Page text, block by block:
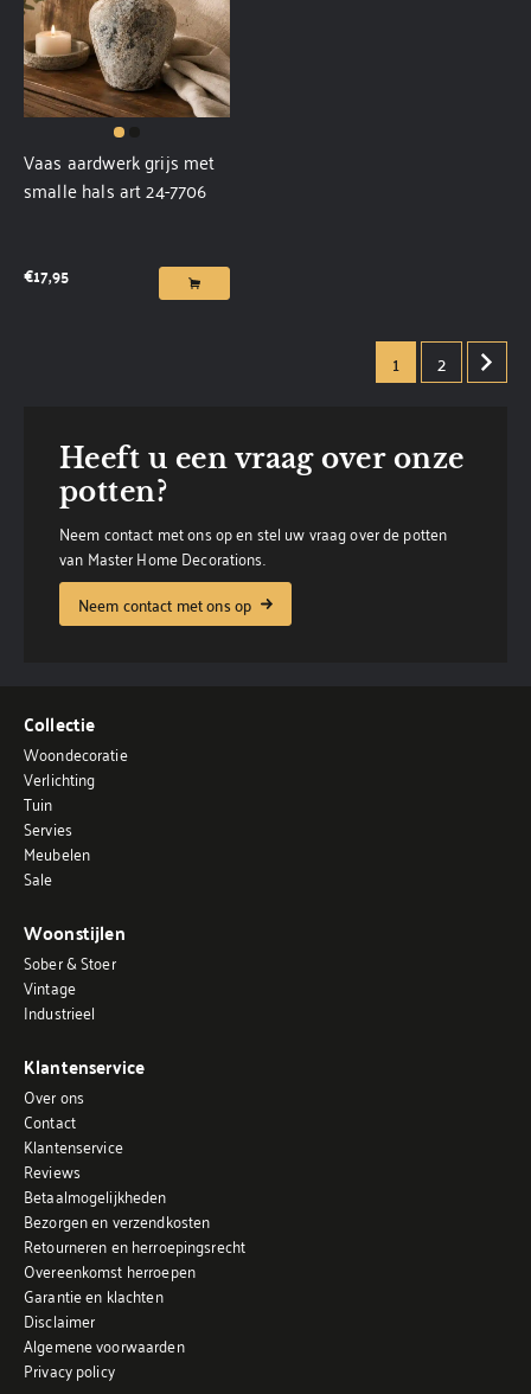
Vaas aardwerk grijs met
smalle hals art 24-7706
€17,95
1 2
Heeft u een vraag over onze
potten?
Neem contact met ons op en stel uw vraag over de potten
van Master Home Decorations.
Neem contact met ons op
Collectie
Woondecoratie
Verlichting
Tuin
Servies
Meubelen
Sale
Woonstijlen
Sober & Stoer
Vintage
Industrieel
Klantenservice
Over ons
Contact
Klantenservice
Reviews
Betaalmogelijkheden
Bezorgen en verzendkosten
Retourneren en herroepingsrecht
Overeenkomst herroepen
Garantie en klachten
Disclaimer
Algemene voorwaarden
Privacy policy